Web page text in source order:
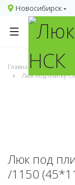
Новосибирск
Главная Люки
Люк под плитку
Люк под
/1150